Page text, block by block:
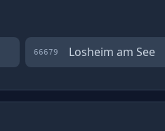
66679 Losheim am See